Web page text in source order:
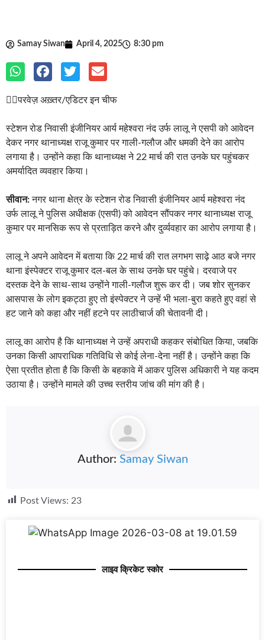
Samay Siwan April 4, 2025 8:30 pm
✍🏽परवेज़ अख़्तर/एडिटर इन चीफ
स्टेशन रोड निवासी इंजीनियर आर्य महेश्वरा नंद उर्फ लालू ने एसपी को आवेदन
देकर नगर थानाध्यक्ष राजू कुमार पर गाली-गलौज और धमकी देने का आरोप
लगाया है। उन्होंने कहा कि थानाध्यक्ष ने 22 मार्च की रात उनके घर पहुंचकर
अमर्यादित व्यवहार किया।
सीवान:नगर थाना क्षेत्र के स्टेशन रोड निवासी इंजीनियर आर्य महेश्वरा नंद
उर्फ लालू ने पुलिस अधीक्षक (एसपी) को आवेदन सौंपकर नगर थानाध्यक्ष राजू
कुमार पर मानसिक रूप से प्रताड़ित करने और दुर्व्यवहार का आरोप लगाया है।
लालू ने अपने आवेदन में बताया कि 22 मार्च की रात लगभग साढ़े आठ बजे नगर
थाना इंस्पेक्टर राजू कुमार दल-बल के साथ उनके घर पहुंचे। दरवाजे पर
दस्तक देने के साथ-साथ उन्होंने गाली-गलौज शुरू कर दी। जब शोर सुनकर
आसपास के लोग इकट्ठा हुए तो इंस्पेक्टर ने उन्हें भी भला-बुरा कहते हुए वहां से
हट जाने को कहा और नहीं हटने पर लाठीचार्ज की चेतावनी दी।
लालू का आरोप है कि थानाध्यक्ष ने उन्हें अपराधी कहकर संबोधित किया, जबकि
उनका किसी आपराधिक गतिविधि से कोई लेना-देना नहीं है। उन्होंने कहा कि
ऐसा प्रतीत होता है कि किसी के बहकावे में आकर पुलिस अधिकारी ने यह कदम
उठाया है। उन्होंने मामले की उच्च स्तरीय जांच की मांग की है।
Author: Samay Siwan
Post Views: 23
लाइव क्रिकेट स्कोर